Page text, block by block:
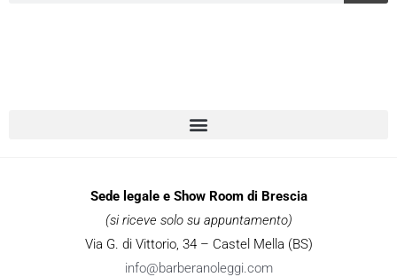
Sede legale e Show Room di Brescia
(si riceve solo su appuntamento)
Via G. di Vittorio, 34 – Castel Mella (BS)
info@barberanoleggi.com